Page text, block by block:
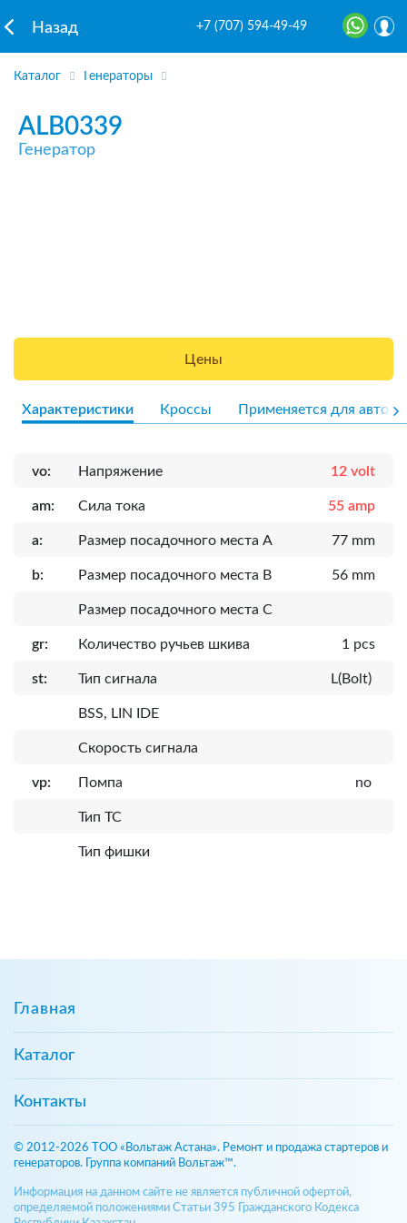
Назад +7 (707) 594-49-49
Каталог Генераторы
ALB0339
Генератор
Цены
Характеристики Кроссы Применяется для авто
vo: Напряжение 12 volt
am: Сила тока 55 amp
a: Размер посадочного места A 77 mm
b: Размер посадочного места B 56 mm
Размер посадочного места C
gr: Количество ручьев шкива 1 pcs
st: Тип сигнала L(Bolt)
BSS, LIN IDE
Скорость сигнала
vp: Помпа no
Тип ТС
Тип фишки
Главная
Каталог
Контакты
© 2012-2026 ТОО «Вольтаж Астана». Ремонт и продажа стартеров и
генераторов. Группа компаний Вольтаж™.
Информация на данном сайте не является публичной офертой,
определяемой положениями Статьи 395 Гражданского Кодекса